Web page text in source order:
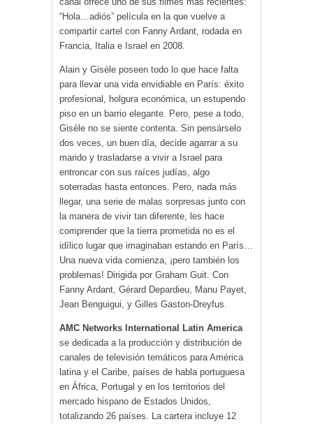
“Hola…adiós” película en la que vuelve a
compartir cartel con Fanny Ardant, rodada en
Francia, Italia e Israel en 2008.
Alain y Gisèle poseen todo lo que hace falta
para llevar una vida envidiable en París: éxito
profesional, holgura económica, un estupendo
piso en un barrio elegante. Pero, pese a todo,
Gisèle no se siente contenta. Sin pensárselo
dos veces, un buen día, decide agarrar a su
marido y trasladarse a vivir a Israel para
entroncar con sus raíces judías, algo
soterradas hasta entonces. Pero, nada más
llegar, una serie de malas sorpresas junto con
la manera de vivir tan diferente, les hace
comprender que la tierra prometida no es el
idílico lugar que imaginaban estando en París…
Una nueva vida comienza, ¡pero también los
problemas! Dirigida por Graham Guit. Con
Fanny Ardant, Gérard Depardieu, Manu Payet,
Jean Benguigui, y Gilles Gaston-Dreyfus.
AMC Networks International Latin America
se dedicada a la producción y distribución de
canales de televisión temáticos para América
latina y el Caribe, países de habla portuguesa
en África, Portugal y en los territorios del
mercado hispano de Estados Unidos,
totalizando 26 países. La cartera incluye 12